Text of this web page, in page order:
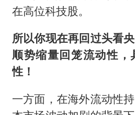
在高位科技股。
所以你现在再回过头看
顺势缩量回笼流动性，
性！
一方面，在海外流动性